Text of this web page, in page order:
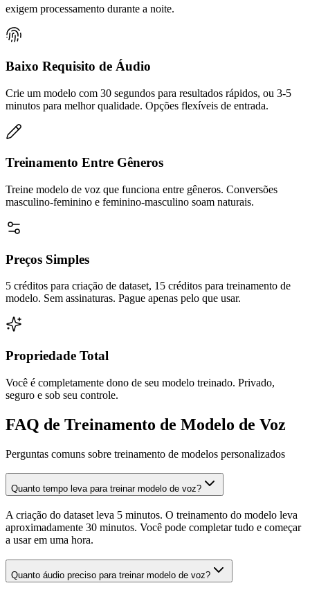
exigem processamento durante a noite.
Baixo Requisito de Áudio
Crie um modelo com 30 segundos para resultados rápidos, ou 3-5
minutos para melhor qualidade. Opções flexíveis de entrada.
Treinamento Entre Gêneros
Treine modelo de voz que funciona entre gêneros. Conversões
masculino-feminino e feminino-masculino soam naturais.
Preços Simples
5 créditos para criação de dataset, 15 créditos para treinamento de
modelo. Sem assinaturas. Pague apenas pelo que usar.
Propriedade Total
Você é completamente dono de seu modelo treinado. Privado,
seguro e sob seu controle.
FAQ de Treinamento de Modelo de Voz
Perguntas comuns sobre treinamento de modelos personalizados
Quanto tempo leva para treinar modelo de voz?
A criação do dataset leva 5 minutos. O treinamento do modelo leva
aproximadamente 30 minutos. Você pode completar tudo e começar
a usar em uma hora.
Quanto áudio preciso para treinar modelo de voz?